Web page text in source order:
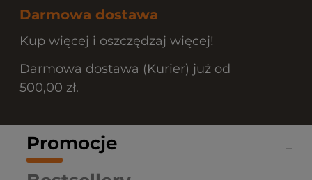
Darmowa dostawa
Kup więcej i oszczędzaj więcej!
Darmowa dostawa (Kurier) już od
500,00 zł.
Promocje